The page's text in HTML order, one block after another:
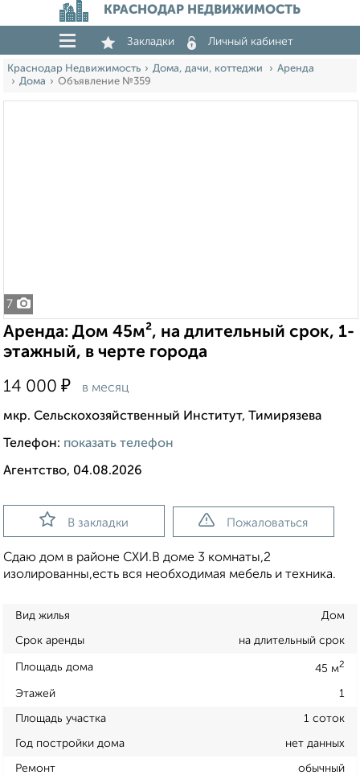
КРАСНОДАР НЕДВИЖИМОСТЬ
Закладки Личный кабинет
Краснодар Недвижимость Дома, дачи, коттеджи
Аренда
Дома
Объявление №359
7
Аренда: Дом 45м², на длительный срок, 1-
этажный, в черте города
14 000 ₽ в месяц
мкр. Сельскохозяйственный Институт, Тимирязева
Телефон: показать телефон
Агентство, 04.08.2026
В закладки Пожаловаться
Сдаю дом в районе СХИ.В доме 3 комнаты,2
изолированны,есть вся необходимая мебель и техника.
Вид жилья Дом
Срок аренды на длительный срок
Площадь дома 45 м2
Этажей 1
Площадь участка 1 соток
Год постройки дома нет данных
Ремонт обычный